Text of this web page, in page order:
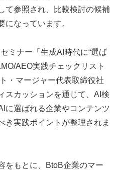
て参照され、比較検討の候補
になっています。
ミナー「生成AI時代に“選ば
AEO実践チェックリスト
・マージャー代表取締役社
スカッションを通じて、AI検
に選ばれる企業やコンテンツ
き実践ポイントが整理されま
をもとに、BtoB企業のマー